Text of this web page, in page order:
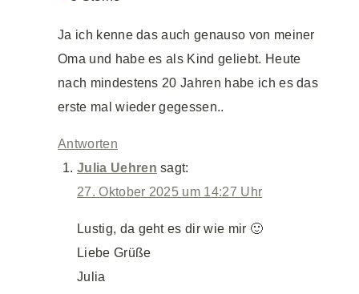
Ja ich kenne das auch genauso von meiner
Oma und habe es als Kind geliebt. Heute
nach mindestens 20 Jahren habe ich es das
erste mal wieder gegessen..
Antworten
Julia Uehren sagt:
27. Oktober 2025 um 14:27 Uhr
Lustig, da geht es dir wie mir 🙂
Liebe Grüße
Julia